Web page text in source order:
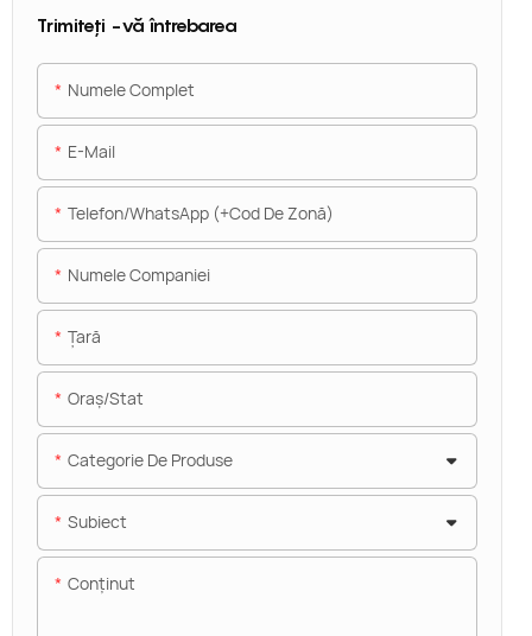
Trimiteți -vă întrebarea
Numele Complet
E-Mail
Telefon/WhatsApp (+Cod De Zonă)
Numele Companiei
Ţară
Oraș/stat
Categorie De Produse
Subiect
Conţinut